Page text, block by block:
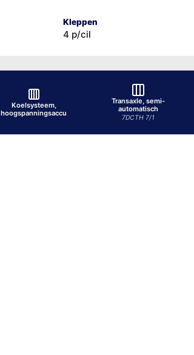
Kleppen
4 p/cil
Koelsysteem,
hoogspanningsaccu
Transaxle, semi-
automatisch
7DCTH 7/1